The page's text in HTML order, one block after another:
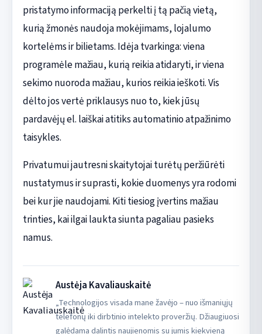
pristatymo informaciją perkelti į tą pačią vietą,
kurią žmonės naudoja mokėjimams, lojalumo
kortelėms ir bilietams. Idėja tvarkinga: viena
programėle mažiau, kurią reikia atidaryti, ir viena
sekimo nuoroda mažiau, kurios reikia ieškoti. Vis
dėlto jos vertė priklausys nuo to, kiek jūsų
pardavėjų el. laiškai atitiks automatinio atpažinimo
taisykles.
Privatumui jautresni skaitytojai turėtų peržiūrėti
nustatymus ir suprasti, kokie duomenys yra rodomi
bei kur jie naudojami. Kiti tiesiog įvertins mažiau
trinties, kai ilgai laukta siunta pagaliau pasieks
namus.
Austėja Kavaliauskaitė
„Technologijos visada mane žavėjo – nuo išmaniųjų
telefonų iki dirbtinio intelekto proveržių. Džiaugiuosi
galėdama dalintis naujienomis su jumis kiekvieną